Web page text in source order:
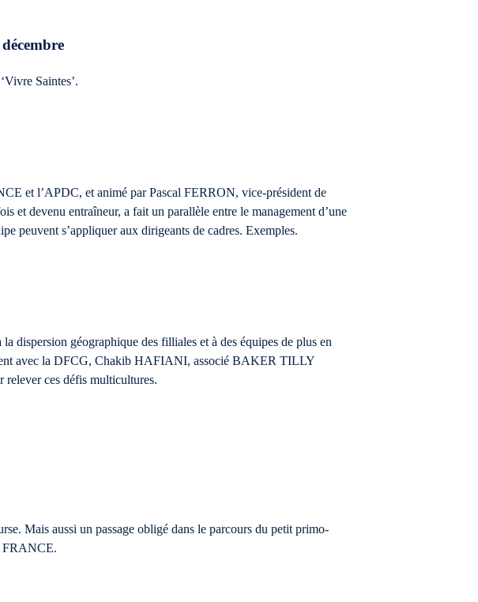
Saintes’.
et l’APDC, et animé par Pascal FERRON, vice-président de
devenu entraîneur, a fait un parallèle entre le management d’une
peuvent s’appliquer aux dirigeants de cadres. Exemples.
dispersion géographique des filliales et à des équipes de plus en
avec la DFCG, Chakib HAFIANI, associé BAKER TILLY
relever ces défis multicultures.
Mais aussi un passage obligé dans le parcours du petit primo-
FRANCE.